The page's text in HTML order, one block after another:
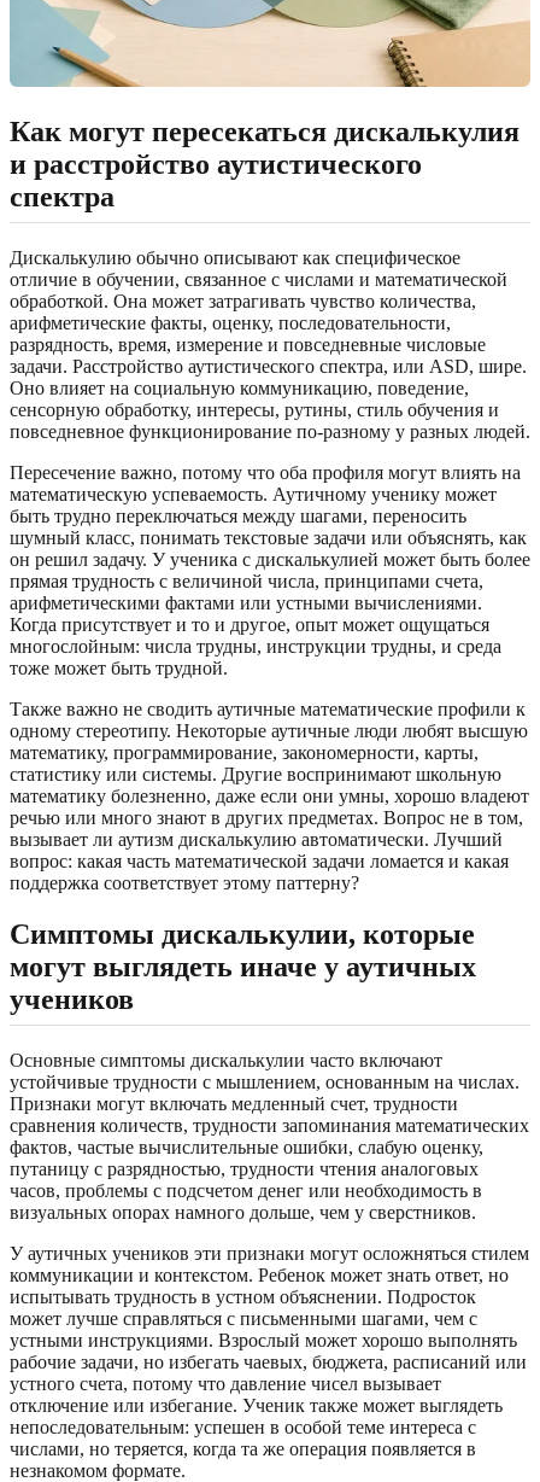
Как могут пересекаться дискалькулия
и расстройство аутистического
спектра
Дискалькулию обычно описывают как специфическое
отличие в обучении, связанное с числами и математической
обработкой. Она может затрагивать чувство количества,
арифметические факты, оценку, последовательности,
разрядность, время, измерение и повседневные числовые
задачи. Расстройство аутистического спектра, или ASD, шире.
Оно влияет на социальную коммуникацию, поведение,
сенсорную обработку, интересы, рутины, стиль обучения и
повседневное функционирование по-разному у разных людей.
Пересечение важно, потому что оба профиля могут влиять на
математическую успеваемость. Аутичному ученику может
быть трудно переключаться между шагами, переносить
шумный класс, понимать текстовые задачи или объяснять, как
он решил задачу. У ученика с дискалькулией может быть более
прямая трудность с величиной числа, принципами счета,
арифметическими фактами или устными вычислениями.
Когда присутствует и то и другое, опыт может ощущаться
многослойным: числа трудны, инструкции трудны, и среда
тоже может быть трудной.
Также важно не сводить аутичные математические профили к
одному стереотипу. Некоторые аутичные люди любят высшую
математику, программирование, закономерности, карты,
статистику или системы. Другие воспринимают школьную
математику болезненно, даже если они умны, хорошо владеют
речью или много знают в других предметах. Вопрос не в том,
вызывает ли аутизм дискалькулию автоматически. Лучший
вопрос: какая часть математической задачи ломается и какая
поддержка соответствует этому паттерну?
Симптомы дискалькулии, которые
могут выглядеть иначе у аутичных
учеников
Основные симптомы дискалькулии часто включают
устойчивые трудности с мышлением, основанным на числах.
Признаки могут включать медленный счет, трудности
сравнения количеств, трудности запоминания математических
фактов, частые вычислительные ошибки, слабую оценку,
путаницу с разрядностью, трудности чтения аналоговых
часов, проблемы с подсчетом денег или необходимость в
визуальных опорах намного дольше, чем у сверстников.
У аутичных учеников эти признаки могут осложняться стилем
коммуникации и контекстом. Ребенок может знать ответ, но
испытывать трудность в устном объяснении. Подросток
может лучше справляться с письменными шагами, чем с
устными инструкциями. Взрослый может хорошо выполнять
рабочие задачи, но избегать чаевых, бюджета, расписаний или
устного счета, потому что давление чисел вызывает
отключение или избегание. Ученик также может выглядеть
непоследовательным: успешен в особой теме интереса с
числами, но теряется, когда та же операция появляется в
незнакомом формате.